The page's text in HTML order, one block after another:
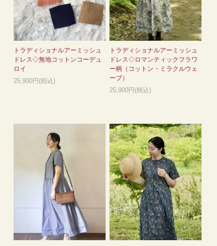
トラディショナルアーミッシュ
ドレス◇無地コットンコーデュ
ロイ
25,900円(税込)
トラディショナルアーミッシュ
ドレス◇ロマンティックフラワ
ー柄（コットン・ミラクルウェ
ーブ）
25,900円(税込)